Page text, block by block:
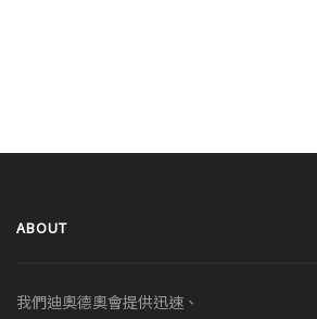
ABOUT
我們迪奧德奧會提供迅速、